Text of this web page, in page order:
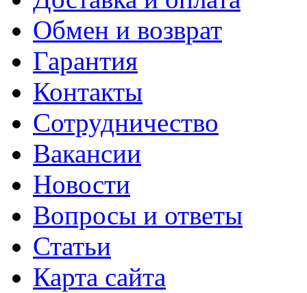
Обмен и возврат
Гарантия
Контакты
Сотрудничество
Вакансии
Новости
Вопросы и ответы
Статьи
Карта сайта